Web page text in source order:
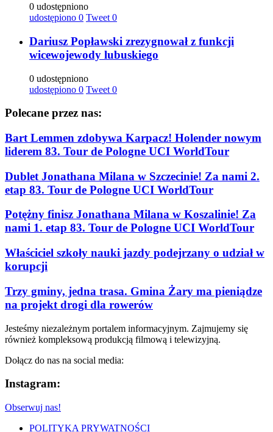
0 udostępniono
udostępiono 0 Tweet 0
Dariusz Popławski zrezygnował z funkcji
wicewojewody lubuskiego
0 udostępniono
udostępiono 0 Tweet 0
Polecane przez nas:
Bart Lemmen zdobywa Karpacz! Holender nowym
liderem 83. Tour de Pologne UCI WorldTour
Dublet Jonathana Milana w Szczecinie! Za nami 2.
etap 83. Tour de Pologne UCI WorldTour
Potężny finisz Jonathana Milana w Koszalinie! Za
nami 1. etap 83. Tour de Pologne UCI WorldTour
Właściciel szkoły nauki jazdy podejrzany o udział w
korupcji
Trzy gminy, jedna trasa. Gmina Żary ma pieniądze
na projekt drogi dla rowerów
Jesteśmy niezależnym portalem informacyjnym. Zajmujemy się
również kompleksową produkcją filmową i telewizyjną.
Dołącz do nas na social media:
Instagram:
Obserwuj nas!
POLITYKA PRYWATNOŚCI